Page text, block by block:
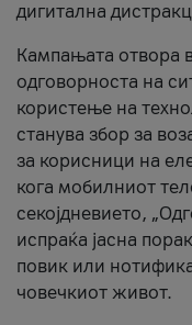
дигитална
Кампањата отвора
одговорноста на
користење на
станува збор за
за корисници на
кога мобилниот
секојдневието,
испраќа јасна
повик или
човечкиот живот.